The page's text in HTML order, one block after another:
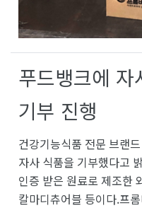
푸드뱅크에
기부 진행
건강기능식품 전문 브랜
자사 식품을 기부했다고
인증 받은 원료로 제조한
칼마디츄어블 등이다.프